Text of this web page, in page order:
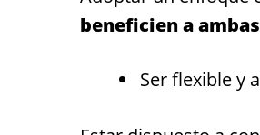
beneficien a
Ser flexible y